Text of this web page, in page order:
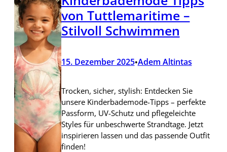
von Tuttlemaritime –
Stilvoll Schwimmen
15. Dezember 2025•Adem Altintas
Trocken, sicher, stylish: Entdecken Sie
unsere Kinderbademode-Tipps – perfekte
Passform, UV-Schutz und pflegeleichte
Styles für unbeschwerte Strandtage. Jetzt
inspirieren lassen und das passende Outfit
finden!